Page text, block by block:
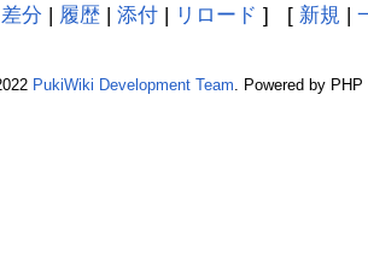
差分 | 履歴 | 添付 | リロード ] [ 新規 |
PukiWiki Development Team . Powered by